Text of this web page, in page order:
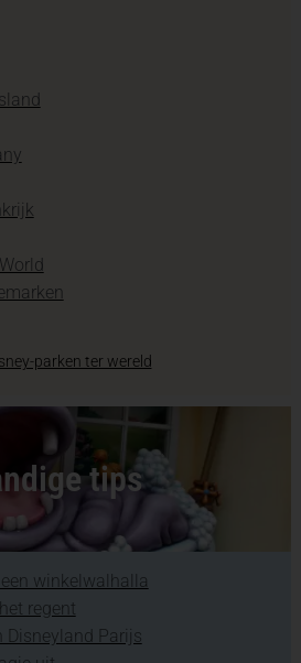
parken ter wereld
tips
winkelwalhalla
regent
Disneyland Parijs